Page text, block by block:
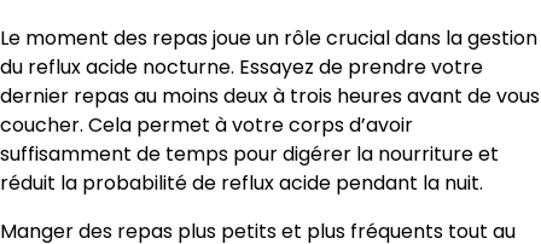
Le moment des repas joue un rôle crucial dans la gestion
du reflux acide nocturne. Essayez de prendre votre
dernier repas au moins deux à trois heures avant de vous
coucher. Cela permet à votre corps d’avoir
suffisamment de temps pour digérer la nourriture et
réduit la probabilité de reflux acide pendant la nuit.
Manger des repas plus petits et plus fréquents tout au